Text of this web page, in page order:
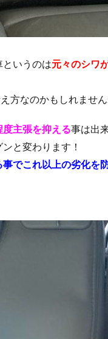
いうのは元々のシワ
方なのかもしれませ
度主張を抑える事は出
と変わります！
でこれ以上の劣化を